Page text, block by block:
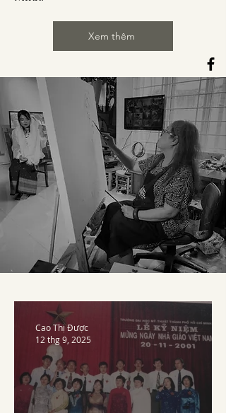
Xem thêm
Cao Thị Được
12 thg 9, 2025